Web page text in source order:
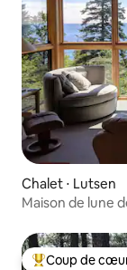
Chalet ⋅ Lutsen
Maison de lune
Coup de